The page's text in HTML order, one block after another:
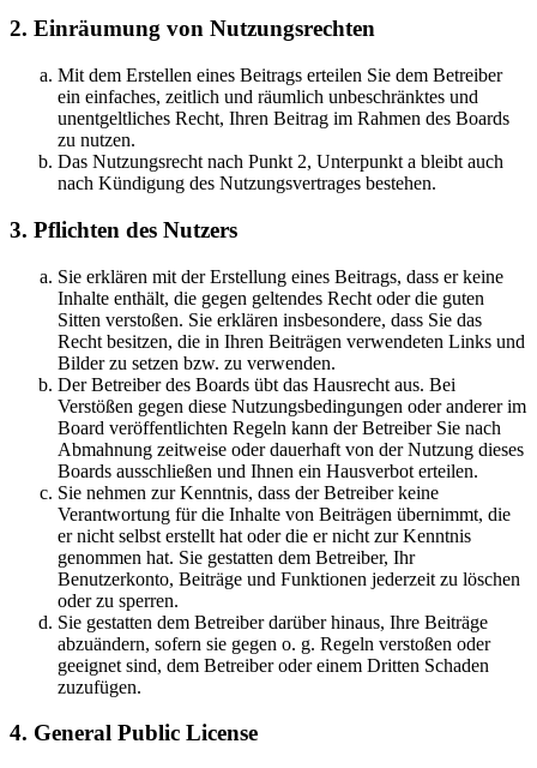
2. Einräumung von Nutzungsrechten
Mit dem Erstellen eines Beitrags erteilen Sie dem Betreiber
ein einfaches, zeitlich und räumlich unbeschränktes und
unentgeltliches Recht, Ihren Beitrag im Rahmen des Boards
zu nutzen.
Das Nutzungsrecht nach Punkt 2, Unterpunkt a bleibt auch
nach Kündigung des Nutzungsvertrages bestehen.
3. Pflichten des Nutzers
Sie erklären mit der Erstellung eines Beitrags, dass er keine
Inhalte enthält, die gegen geltendes Recht oder die guten
Sitten verstoßen. Sie erklären insbesondere, dass Sie das
Recht besitzen, die in Ihren Beiträgen verwendeten Links und
Bilder zu setzen bzw. zu verwenden.
Der Betreiber des Boards übt das Hausrecht aus. Bei
Verstößen gegen diese Nutzungsbedingungen oder anderer im
Board veröffentlichten Regeln kann der Betreiber Sie nach
Abmahnung zeitweise oder dauerhaft von der Nutzung dieses
Boards ausschließen und Ihnen ein Hausverbot erteilen.
Sie nehmen zur Kenntnis, dass der Betreiber keine
Verantwortung für die Inhalte von Beiträgen übernimmt, die
er nicht selbst erstellt hat oder die er nicht zur Kenntnis
genommen hat. Sie gestatten dem Betreiber, Ihr
Benutzerkonto, Beiträge und Funktionen jederzeit zu löschen
oder zu sperren.
Sie gestatten dem Betreiber darüber hinaus, Ihre Beiträge
abzuändern, sofern sie gegen o. g. Regeln verstoßen oder
geeignet sind, dem Betreiber oder einem Dritten Schaden
zuzufügen.
4. General Public License